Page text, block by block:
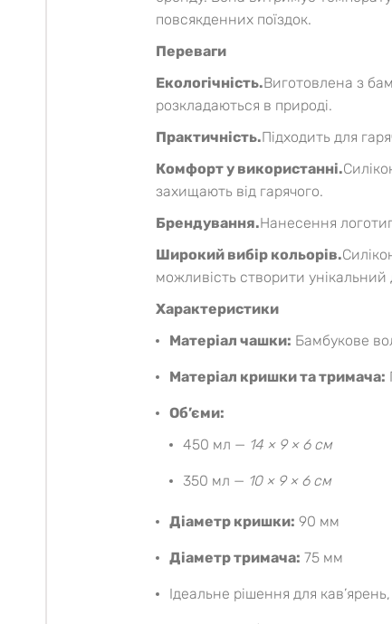
повсякденних поїздок.
Переваги
Екологічність.Виготовлена з
розкладаються в природі.
Практичність.Підходить для
Комфорт у використанні.
захищають від гарячого.
Брендування.Нанесення
Широкий вибір кольорів.
можливість створити унікальний
Характеристики
Матеріал чашки: Бамбукове
Матеріал кришки та тримача:
Об’єми:
450 мл — 14 × 9 × 6 см
350 мл — 10 × 9 × 6 см
Діаметр кришки: 90 мм
Діаметр тримача: 75 мм
Ідеальне рішення для